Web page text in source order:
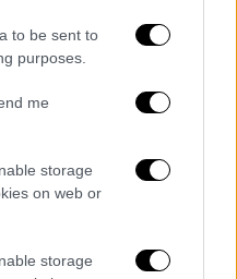
to be sent to
purposes.
me
storage
on web or
storage
ότι είμαστε
σημειολογία της
άλλη μια φορά
ένα εχθρικό
η κυβέρνηση και το
αποκαλυφθεί η
μεγάλα οικονομικά
και να